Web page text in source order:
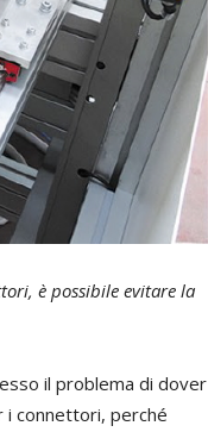
è possibile evitare la
il problema di dover
i connettori, perché